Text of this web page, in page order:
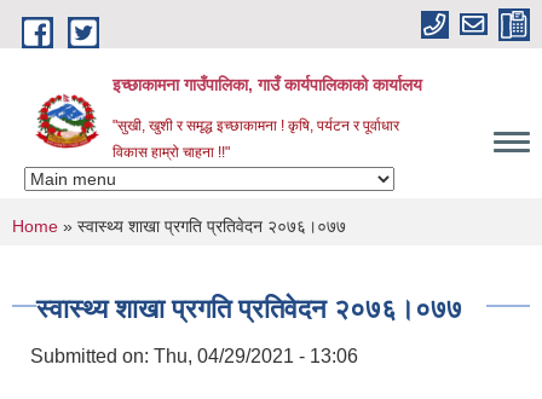
Skip to main content
इच्छाकामना गाउँपालिका, गाउँ कार्यपालिकाको कार्यालय
"सुखी, खुशी र समृद्ध इच्छाकामना ! कृषि, पर्यटन र पूर्वाधार
विकास हाम्रो चाहना !!"
You are here
Home » स्वास्थ्य शाखा प्रगति प्रतिवेदन २०७६।०७७
स्वास्थ्य शाखा प्रगति प्रतिवेदन २०७६।०७७
Submitted on: Thu, 04/29/2021 - 13:06